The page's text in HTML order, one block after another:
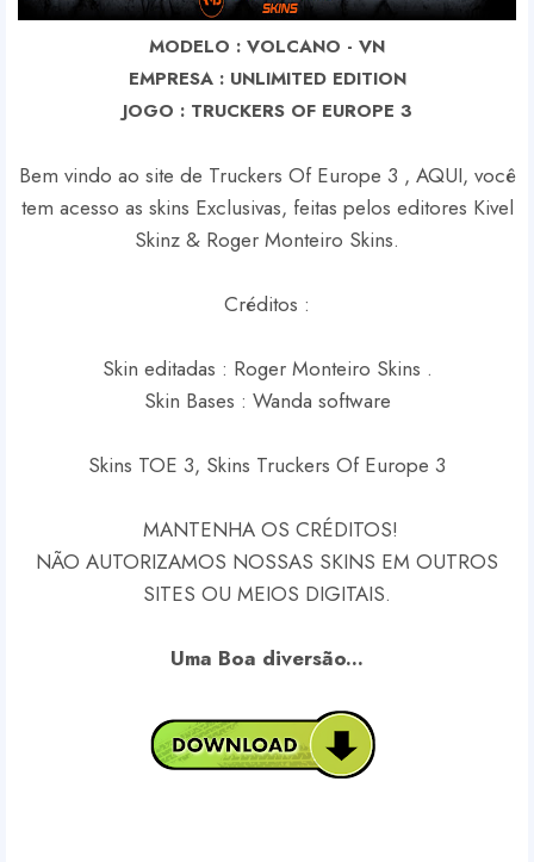
MODELO : VOLCANO - VN
EMPRESA : UNLIMITED EDITION
JOGO : TRUCKERS OF EUROPE 3
Bem vindo ao site de Truckers Of Europe 3 , AQUI, você
tem acesso as skins Exclusivas, feitas pelos editores Kivel
Skinz & Roger Monteiro Skins.
Créditos :
Skin editadas : Roger Monteiro Skins .
Skin Bases : Wanda software
Skins TOE 3, Skins Truckers Of Europe 3
MANTENHA OS CRÉDITOS!
NÃO AUTORIZAMOS NOSSAS SKINS EM OUTROS
SITES OU MEIOS DIGITAIS.
Uma Boa diversão...